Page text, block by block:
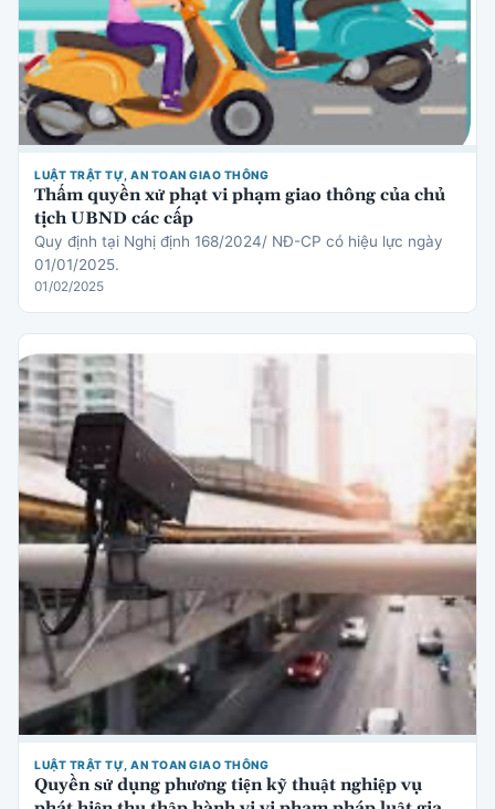
LUẬT TRẬT TỰ, AN TOAN GIAO THÔNG
Thẩm quyền xử phạt vi phạm giao thông của chủ
tịch UBND các cấp
Quy định tại Nghị định 168/2024/ NĐ-CP có hiệu lực ngày
01/01/2025.
01/02/2025
LUẬT TRẬT TỰ, AN TOAN GIAO THÔNG
Quyền sử dụng phương tiện kỹ thuật nghiệp vụ